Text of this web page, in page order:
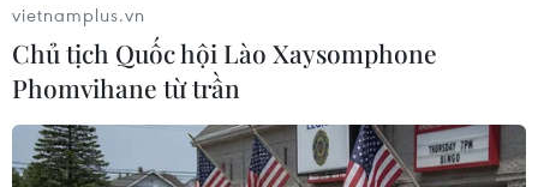
vietnamplus.vn
Chủ tịch Quốc hội Lào Xaysomphone
Phomvihane từ trần